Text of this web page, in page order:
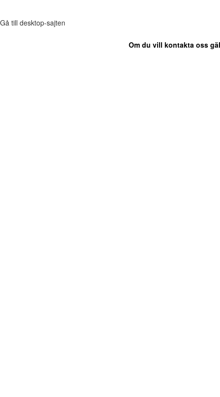
Gå till desktop-sajten
Om du vill kontakta oss